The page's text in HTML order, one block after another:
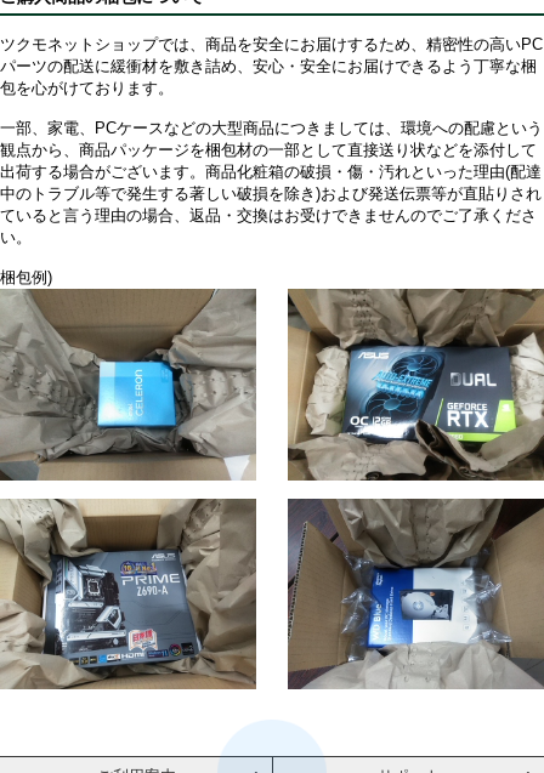
ツクモネットショップでは、商品を安全にお届けするため、精密性の高いPC
パーツの配送に緩衝材を敷き詰め、安心・安全にお届けできるよう丁寧な梱
包を心がけております。
一部、家電、PCケースなどの大型商品につきましては、環境への配慮という
観点から、商品パッケージを梱包材の一部として直接送り状などを添付して
出荷する場合がございます。商品化粧箱の破損・傷・汚れといった理由(配達
中のトラブル等で発生する著しい破損を除き)および発送伝票等が直貼りされ
ていると言う理由の場合、返品・交換はお受けできませんのでご了承くださ
い。
梱包例)